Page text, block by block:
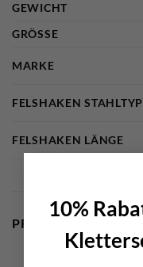
10%
GEWICHT
GRÖSSE
MARKE
FELSHAKEN STAHLTYP
FELSHAKEN LÄNGE